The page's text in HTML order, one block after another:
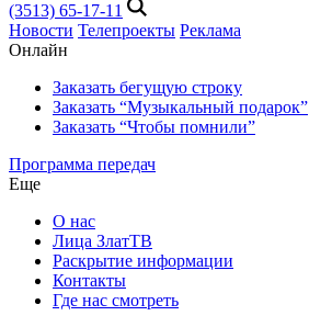
(3513) 65-17-11
Новости Телепроекты Реклама
Онлайн
Заказать бегущую строку
Заказать “Музыкальный подарок”
Заказать “Чтобы помнили”
Программа передач
Еще
О нас
Лица ЗлатТВ
Раскрытие информации
Контакты
Где нас смотреть